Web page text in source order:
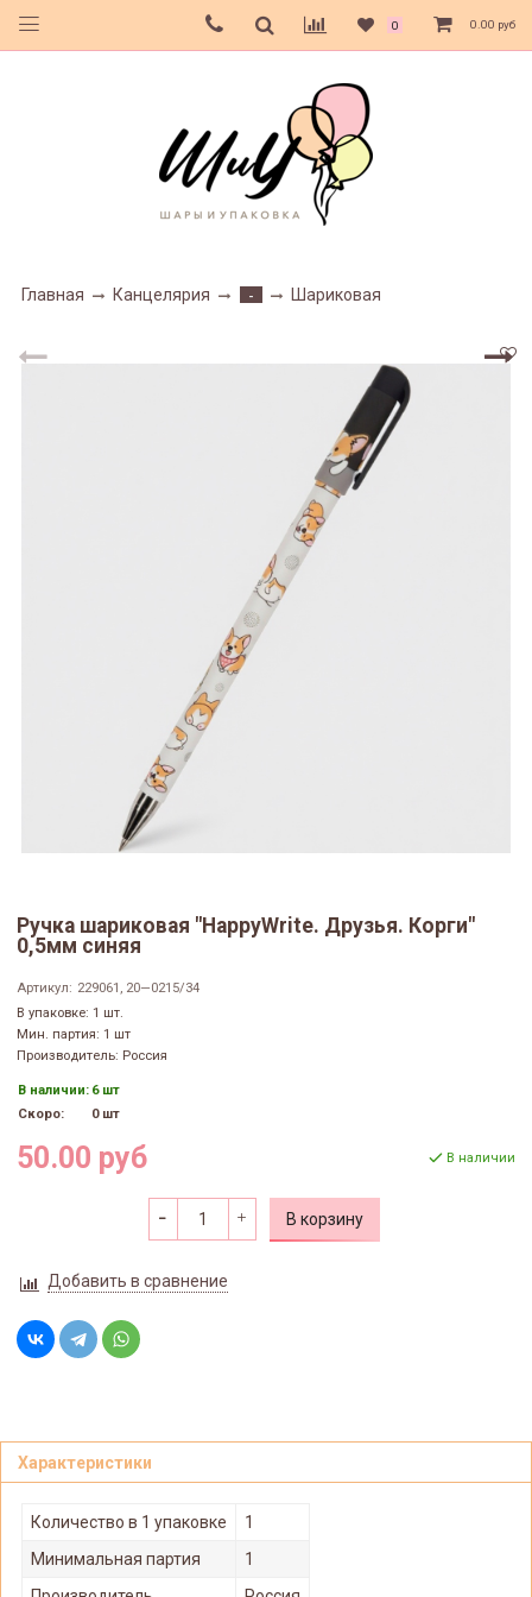
0 0.00 руб
Главная Канцелярия - Шариковая
Ручка шариковая "HappyWrite. Друзья. Корги"
0,5мм синяя
Артикул: 229061, 20—0215/34
В упаковке: 1 шт.
Мин. партия: 1 шт
Производитель: Россия
В наличии: 6 шт
Скоро:
0 шт
50.00 руб В наличии
В корзину
Добавить в сравнение
Характеристики
Количество в 1 упаковке
1
Минимальная партия
1